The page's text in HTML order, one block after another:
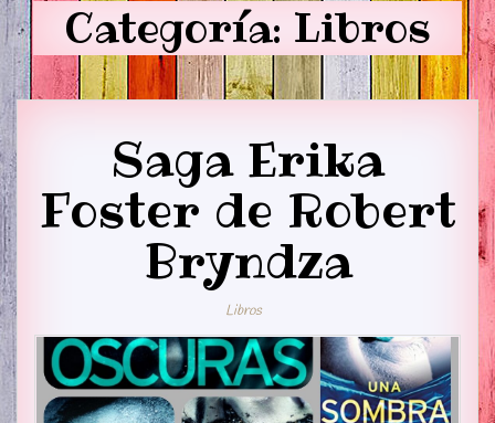
Categoría: Libros
Saga Erika
Foster de Robert
Bryndza
Libros